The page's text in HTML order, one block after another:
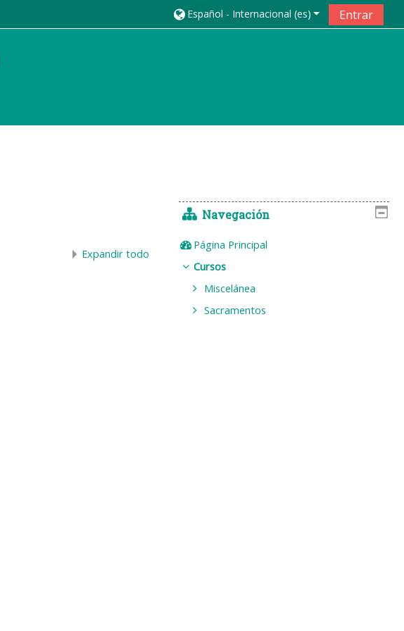
Español - Internacional ‎(es)‎ Entrar
Expandir todo
Navegación
Página Principal
Cursos
Miscelánea
Sacramentos